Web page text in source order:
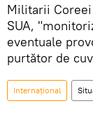
Militarii
SUA,
eventuale
purtător de
Internaţional